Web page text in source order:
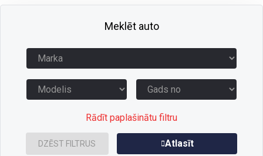
Meklēt auto
Rādīt paplašinātu filtru
DZĒST FILTRUS Atlasīt